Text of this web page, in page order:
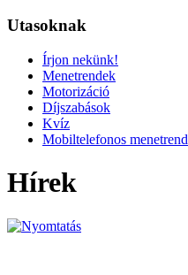
Utasoknak
Írjon nekünk!
Menetrendek
Motorizáció
Díjszabások
Kvíz
Mobiltelefonos menetrend
Hírek